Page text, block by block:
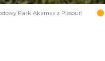
Park Akamas z Pissouri